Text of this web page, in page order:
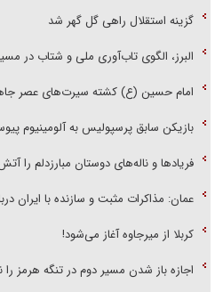
گزینه استقلال راهی گل گهر شد
البرز، الگوی تاب‌آوری ملی و شتاب در
امام حسین (ع) کشته سیرت‌های عصر
بازیکن سابق پرسپولیس به آلومینیوم
فریاد‌ها و ناله‌های دوستان مبارزدلم را
عمان: مذاکرات مثبت و سازنده با ایران
کربلا از میرجاوه آغاز می‌شود!
اجازه باز شدن مسیر دوم در تنگه هرمز را